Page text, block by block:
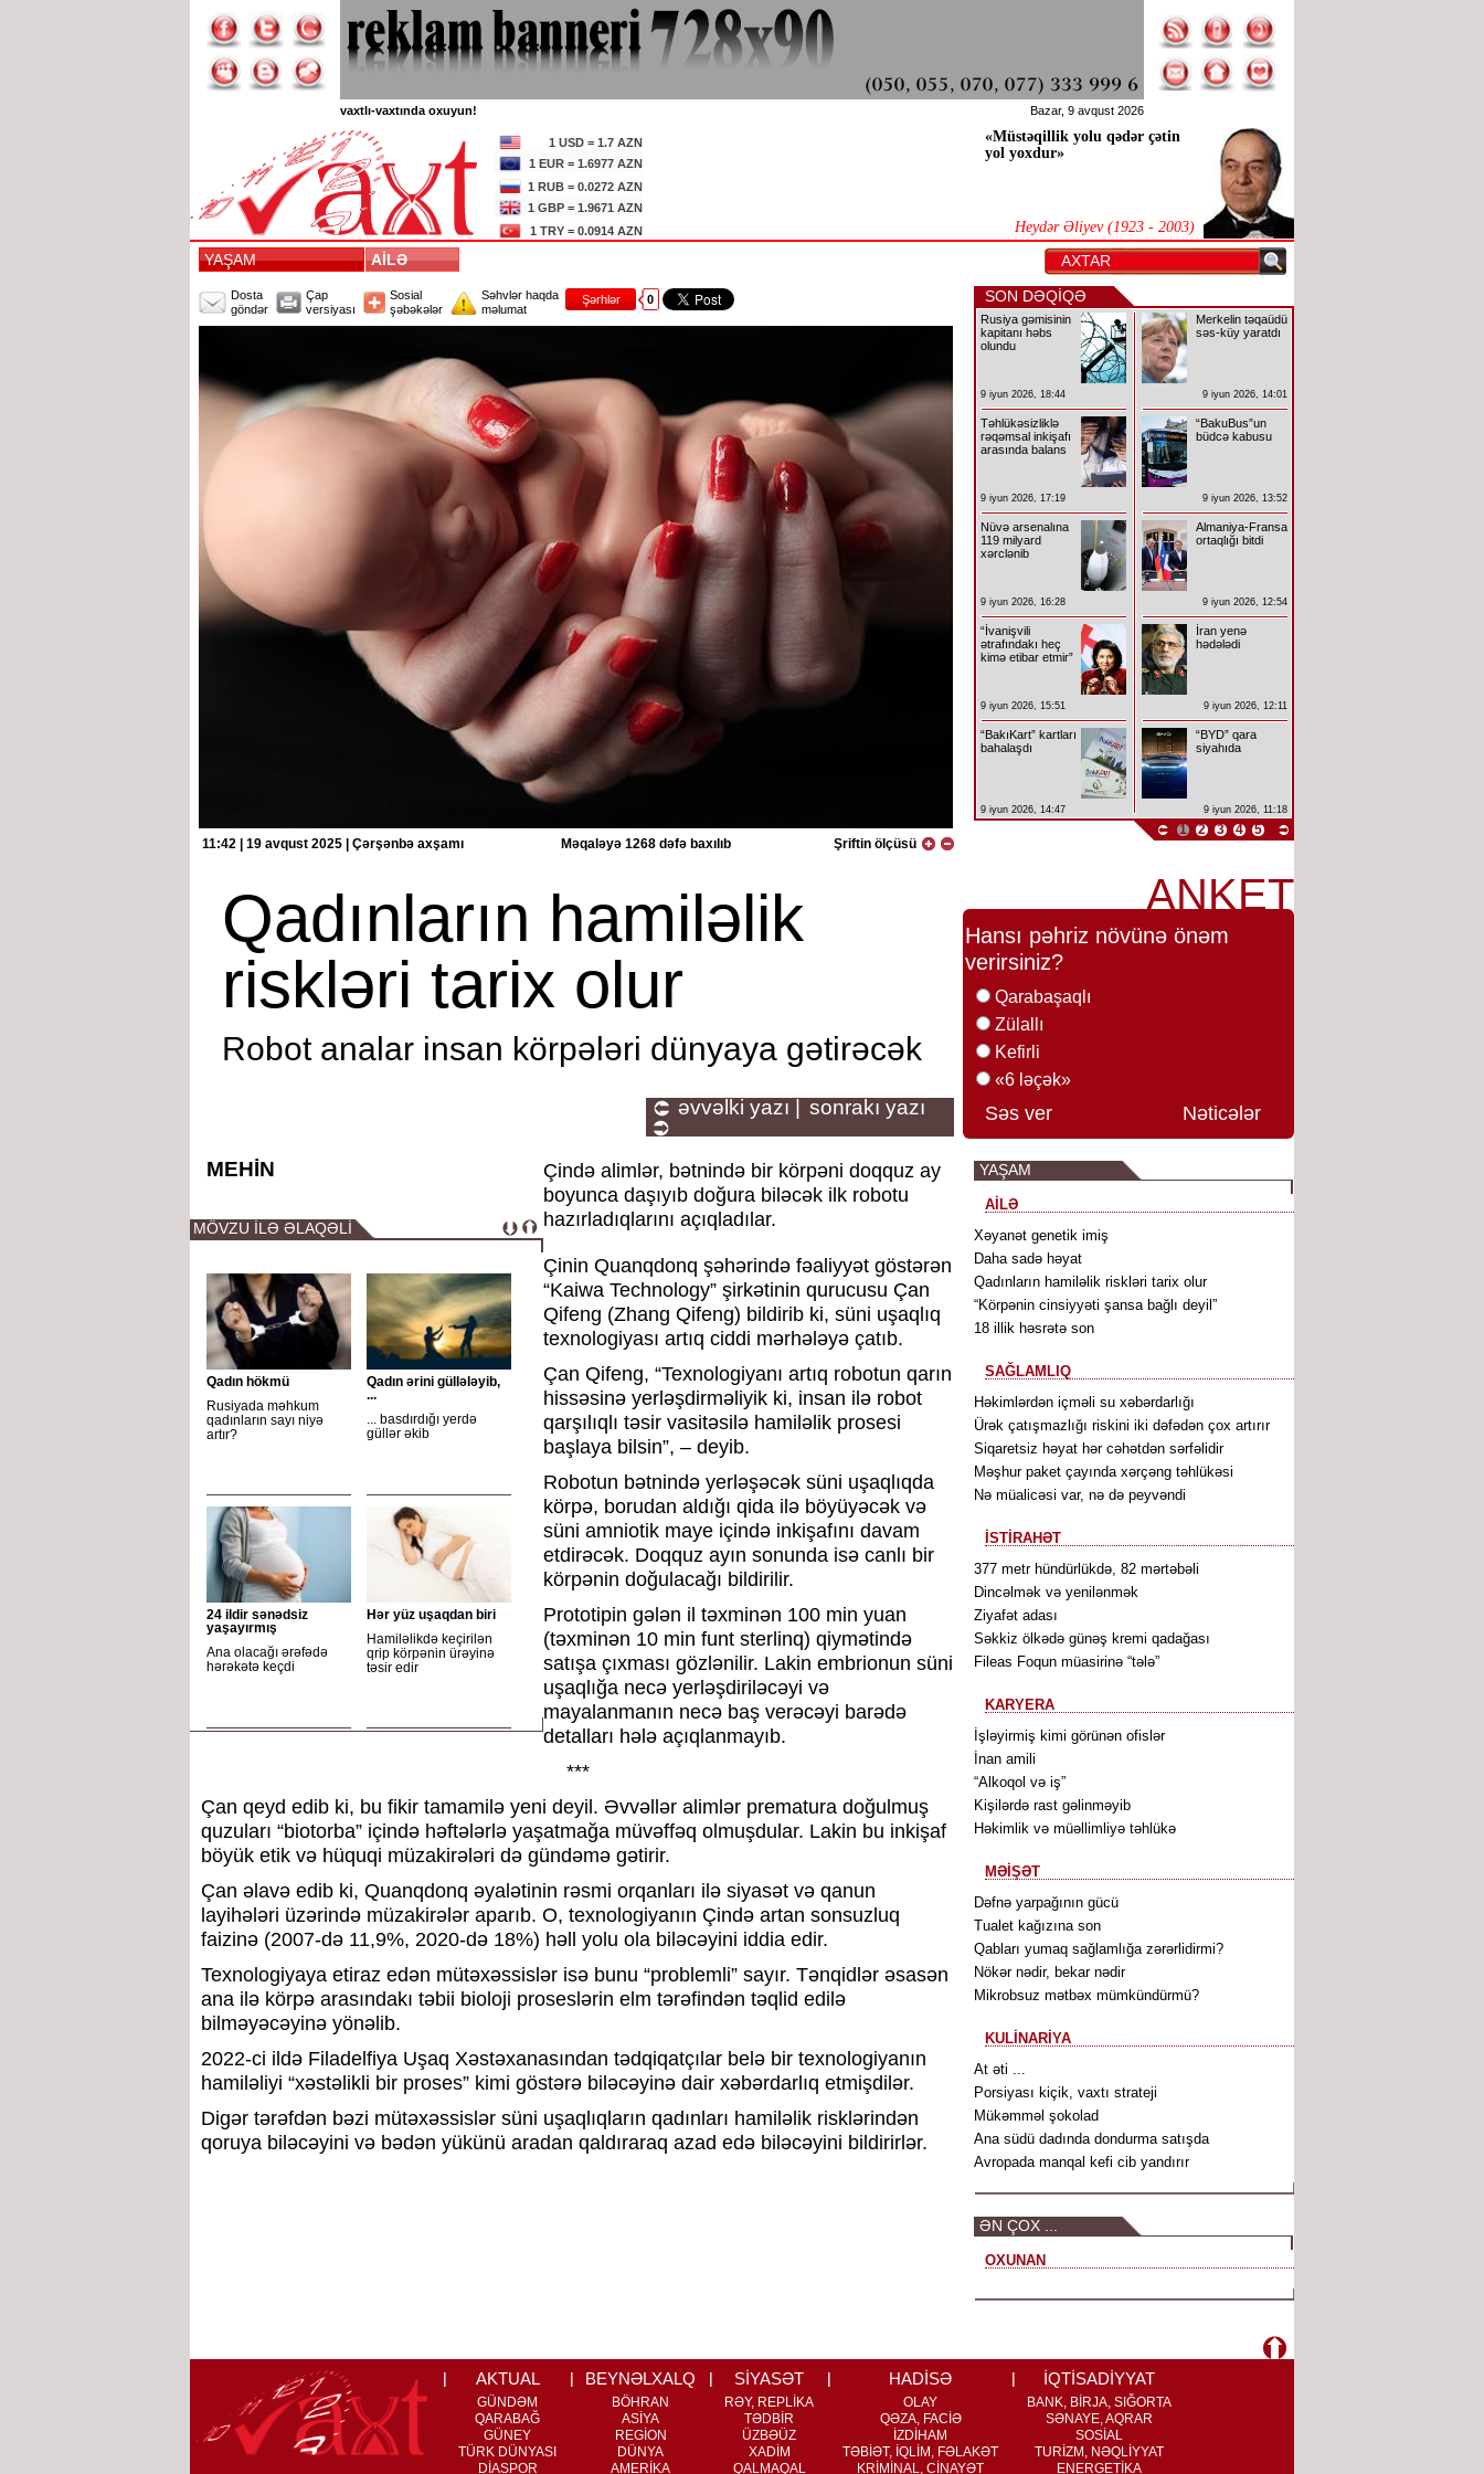
vaxtlı-vaxtında oxuyun! Bazar, 9 avqust 2026
1 USD = 1.7 AZN
1 EUR = 1.6977 AZN
1 RUB = 0.0272 AZN
1 GBP = 1.9671 AZN
1 TRY = 0.0914 AZN
«Müstəqillik yolu qədər çətin
yol yoxdur»
Heydər Əliyev (1923 - 2003)
YAŞAM AİLƏ
Dosta
göndər
Çap
versiyası
Sosial
şəbəkələr
Səhvlər haqda
məlumat
Şərhlər 0
11:42 | 19 avqust 2025 | Çərşənbə axşamı Məqaləyə 1268 dəfə baxılıb Şriftin ölçüsü
Qadınların hamiləlik
riskləri tarix olur
Robot analar insan körpələri dünyaya gətirəcək
əvvəlki yazı | sonrakı yazı
MEHİN
MÖVZU İLƏ ƏLAQƏLİ
Qadın hökmü
Rusiyada məhkum
qadınların sayı niyə
artır?
Qadın ərini güllələyib,
...
... basdırdığı yerdə
güllər əkib
24 ildir sənədsiz
yaşayırmış
Ana olacağı ərəfədə
hərəkətə keçdi
Hər yüz uşaqdan biri
Hamiləlikdə keçirilən
qrip körpənin ürəyinə
təsir edir
Çində alimlər, bətnində bir körpəni doqquz ay
boyunca daşıyıb doğura biləcək ilk robotu
hazırladıqlarını açıqladılar.
Çinin Quanqdonq şəhərində fəaliyyət göstərən
“Kaiwa Technology” şirkətinin qurucusu Çan
Qifeng (Zhang Qifeng) bildirib ki, süni uşaqlıq
texnologiyası artıq ciddi mərhələyə çatıb.
Çan Qifeng, “Texnologiyanı artıq robotun qarın
hissəsinə yerləşdirməliyik ki, insan ilə robot
qarşılıqlı təsir vasitəsilə hamiləlik prosesi
başlaya bilsin”, – deyib.
Robotun bətnində yerləşəcək süni uşaqlıqda
körpə, borudan aldığı qida ilə böyüyəcək və
süni amniotik maye içində inkişafını davam
etdirəcək. Doqquz ayın sonunda isə canlı bir
körpənin doğulacağı bildirilir.
Prototipin gələn il təxminən 100 min yuan
(təxminən 10 min funt sterlinq) qiymətində
satışa çıxması gözlənilir. Lakin embrionun süni
uşaqlığa necə yerləşdiriləcəyi və
mayalanmanın necə baş verəcəyi barədə
detalları hələ açıqlanmayıb.
***
Çan qeyd edib ki, bu fikir tamamilə yeni deyil. Əvvəllər alimlər prematura doğulmuş
quzuları “biotorba” içində həftələrlə yaşatmağa müvəffəq olmuşdular. Lakin bu inkişaf
böyük etik və hüquqi müzakirələri də gündəmə gətirir.
Çan əlavə edib ki, Quanqdonq əyalətinin rəsmi orqanları ilə siyasət və qanun
layihələri üzərində müzakirələr aparıb. O, texnologiyanın Çində artan sonsuzluq
faizinə (2007-də 11,9%, 2020-də 18%) həll yolu ola biləcəyini iddia edir.
Texnologiyaya etiraz edən mütəxəssislər isə bunu “problemli” sayır. Tənqidlər əsasən
ana ilə körpə arasındakı təbii bioloji proseslərin elm tərəfindən təqlid edilə
bilməyəcəyinə yönəlib.
2022-ci ildə Filadelfiya Uşaq Xəstəxanasından tədqiqatçılar belə bir texnologiyanın
hamiləliyi “xəstəlikli bir proses” kimi göstərə biləcəyinə dair xəbərdarlıq etmişdilər.
Digər tərəfdən bəzi mütəxəssislər süni uşaqlıqların qadınları hamiləlik risklərindən
qoruya biləcəyini və bədən yükünü aradan qaldıraraq azad edə biləcəyini bildirirlər.
SON DƏQİQƏ
Rusiya gəmisinin
kapitanı həbs
olundu
9 iyun 2026, 18:44
Təhlükəsizliklə
rəqəmsal inkişafı
arasında balans
9 iyun 2026, 17:19
Nüvə arsenalına
119 milyard
xərclənib
9 iyun 2026, 16:28
“İvanişvili
ətrafındakı heç
kimə etibar etmir”
9 iyun 2026, 15:51
“BakıKart” kartları
bahalaşdı
9 iyun 2026, 14:47
Merkelin təqaüdü
səs-küy yaratdı
9 iyun 2026, 14:01
“BakuBus”un
büdcə kabusu
9 iyun 2026, 13:52
Almaniya-Fransa
ortaqlığı bitdi
9 iyun 2026, 12:54
İran yenə
hədələdi
9 iyun 2026, 12:11
“BYD” qara
siyahıda
9 iyun 2026, 11:18
1 2 3 4 5
ANKET
Hansı pəhriz növünə önəm
verirsiniz?
Qarabaşaqlı
Zülallı
Kefirli
«6 ləçək»
Səs ver Nəticələr
YAŞAM
AİLƏ
Xəyanət genetik imiş
Daha sadə həyat
Qadınların hamiləlik riskləri tarix olur
“Körpənin cinsiyyəti şansa bağlı deyil”
18 illik həsrətə son
SAĞLAMLIQ
Həkimlərdən içməli su xəbərdarlığı
Ürək çatışmazlığı riskini iki dəfədən çox artırır
Siqaretsiz həyat hər cəhətdən sərfəlidir
Məşhur paket çayında xərçəng təhlükəsi
Nə müalicəsi var, nə də peyvəndi
İSTİRAHƏT
377 metr hündürlükdə, 82 mərtəbəli
Dincəlmək və yenilənmək
Ziyafət adası
Səkkiz ölkədə günəş kremi qadağası
Fileas Foqun müasirinə “tələ”
KARYERA
İşləyirmiş kimi görünən ofislər
İnan amili
“Alkoqol və iş”
Kişilərdə rast gəlinməyib
Həkimlik və müəllimliyə təhlükə
MƏİŞƏT
Dəfnə yarpağının gücü
Tualet kağızına son
Qabları yumaq sağlamlığa zərərlidirmi?
Nökər nədir, bekar nədir
Mikrobsuz mətbəx mümkündürmü?
KULİNARİYA
At əti ...
Porsiyası kiçik, vaxtı strateji
Mükəmməl şokolad
Ana südü dadında dondurma satışda
Avropada manqal kefi cib yandırır
ƏN ÇOX ...
OXUNAN
AKTUAL
GÜNDƏM
QARABAĞ
GÜNEY
TÜRK DÜNYASI
DİASPOR
BEYNƏLXALQ
BÖHRAN
ASİYA
REGİON
DÜNYA
AMERİKA
SİYASƏT
RƏY, REPLİKA
TƏDBİR
ÜZBƏÜZ
XADİM
QALMAQAL
HADİSƏ
OLAY
QƏZA, FACİƏ
İZDİHAM
TƏBİƏT, İQLİM, FƏLAKƏT
KRİMİNAL, CİNAYƏT
İQTİSADİYYAT
BANK, BİRJA, SIĞORTA
SƏNAYE, AQRAR
SOSİAL
TURİZM, NƏQLİYYAT
ENERGETİKA